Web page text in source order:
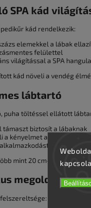
SPA kád
kád rendelkezik:
elemekkel a lábak
felülettel
világítással a SPA
kád növeli a vendég
lábtartó
puha töltéssel ellátott
támaszt biztosít a lábaknak
a kényelmet a kezelés során
tesz lehetővé
mint 20 cm-rel kihúzható.
megoldások
felszereltsége: